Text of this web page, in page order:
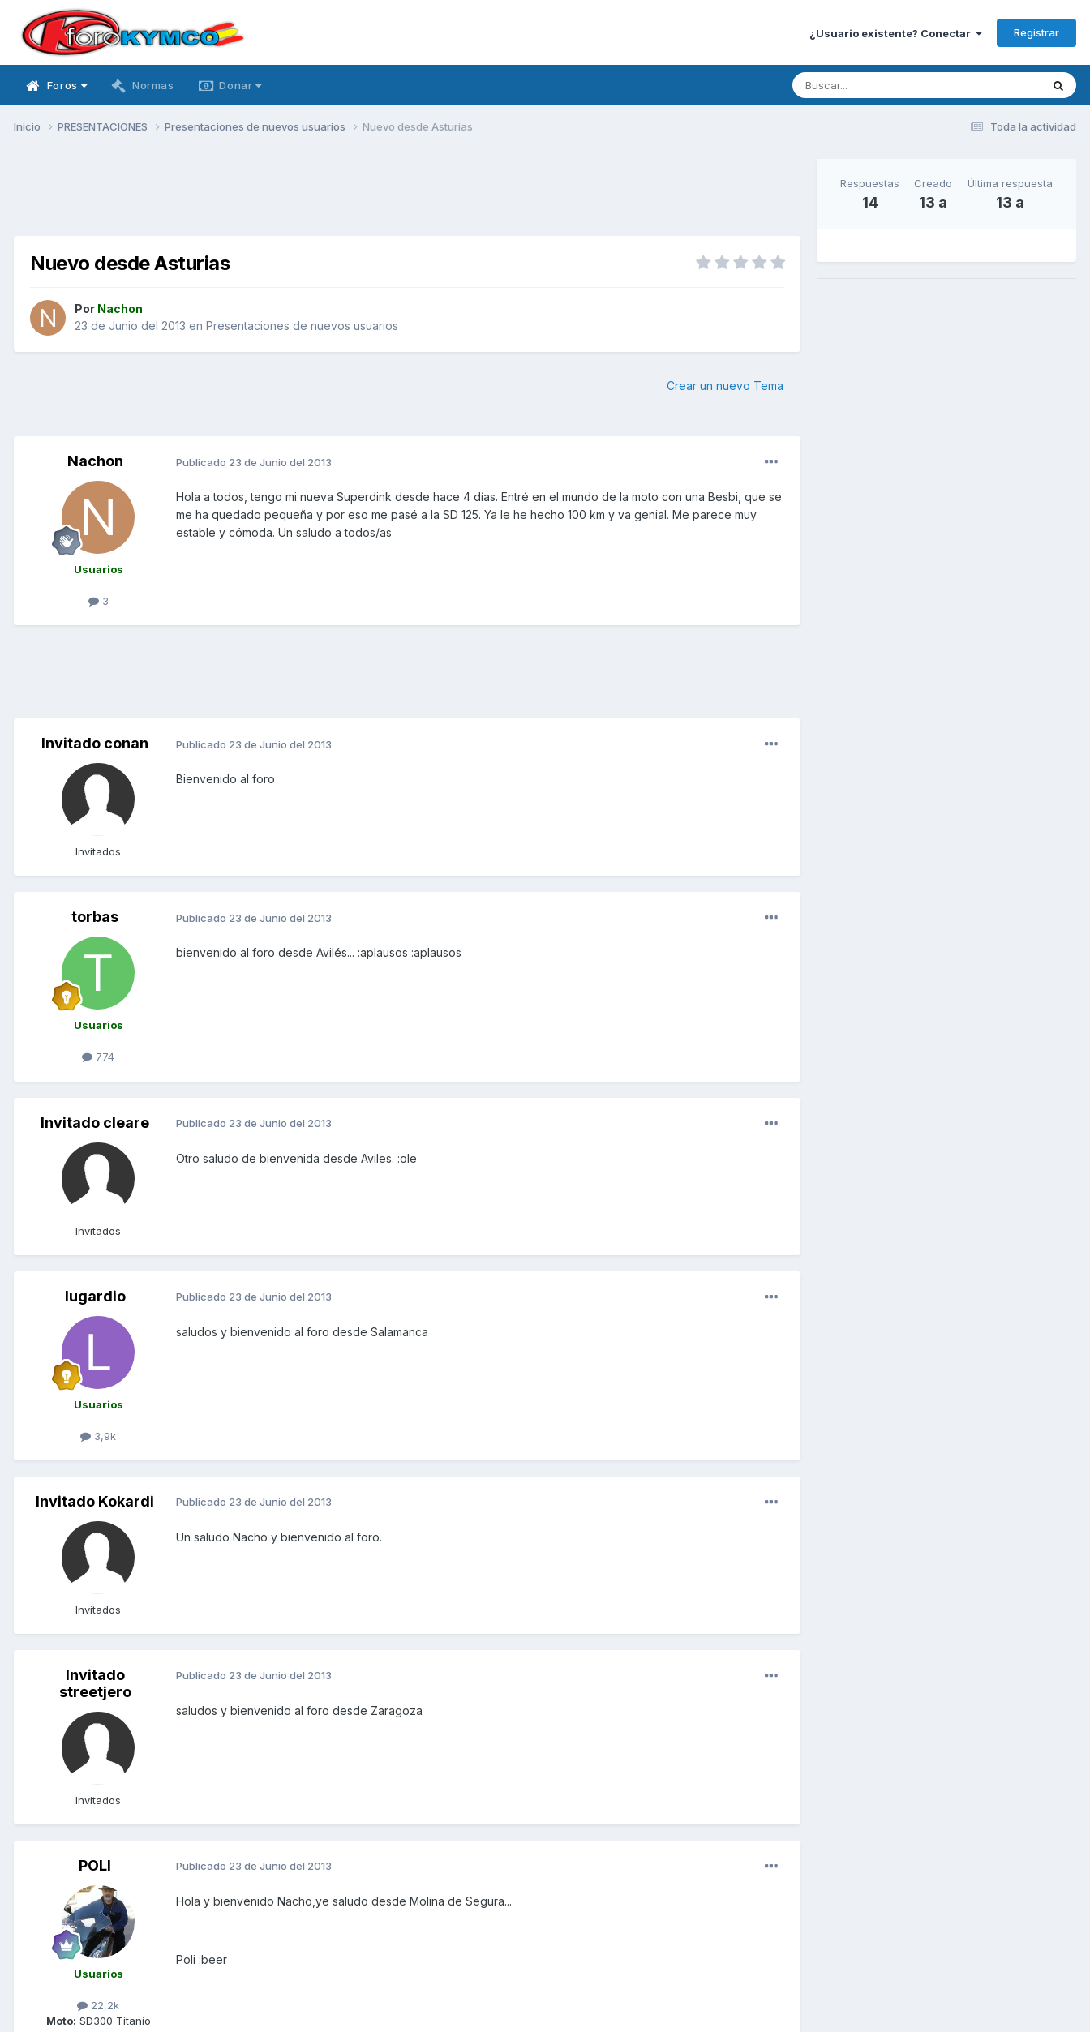
¿Usuario existente? Conectar Registrar
Foros Normas Donar
Toda la actividad
Inicio PRESENTACIONES Presentaciones de nuevos usuarios Nuevo desde Asturias
Nuevo desde Asturias
Por Nachon
23 de Junio del 2013 en Presentaciones de nuevos usuarios
Crear un nuevo Tema
Nachon
Usuarios
3
Publicado 23 de Junio del 2013
Hola a todos, tengo mi nueva Superdink desde hace 4 días. Entré en el mundo de la moto con una Besbi, que se
me ha quedado pequeña y por eso me pasé a la SD 125. Ya le he hecho 100 km y va genial. Me parece muy
estable y cómoda. Un saludo a todos/as
Invitado conan
Invitados
Publicado 23 de Junio del 2013
Bienvenido al foro
torbas
Usuarios
774
Publicado 23 de Junio del 2013
bienvenido al foro desde Avilés... :aplausos :aplausos
Invitado cleare
Invitados
Publicado 23 de Junio del 2013
Otro saludo de bienvenida desde Aviles. :ole
lugardio
Usuarios
3,9k
Publicado 23 de Junio del 2013
saludos y bienvenido al foro desde Salamanca
Invitado Kokardi
Invitados
Publicado 23 de Junio del 2013
Un saludo Nacho y bienvenido al foro.
Invitado
streetjero
Invitados
Publicado 23 de Junio del 2013
saludos y bienvenido al foro desde Zaragoza
POLI
Usuarios
22,2k
Moto: SD300 Titanio
Publicado 23 de Junio del 2013
Hola y bienvenido Nacho,ye saludo desde Molina de Segura...
Poli :beer
Respuestas
14
Creado
13 a
Última respuesta
13 a